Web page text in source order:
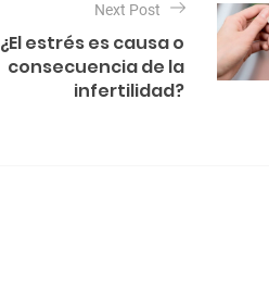
Next Post
¿El estrés es causa o
consecuencia de la
infertilidad?